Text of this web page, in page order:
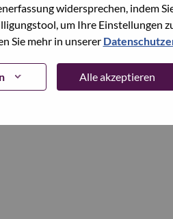
widersprechen, indem
um Ihre Einstellungen
Sie mehr in unserer
Alle akzeptieren